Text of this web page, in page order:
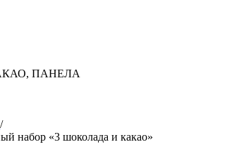
ПАНЕЛА
/
набор «3 шоколада и какао»